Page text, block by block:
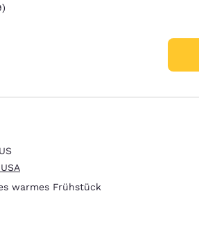
2929 Bewertungen
US
warmes Frühstück